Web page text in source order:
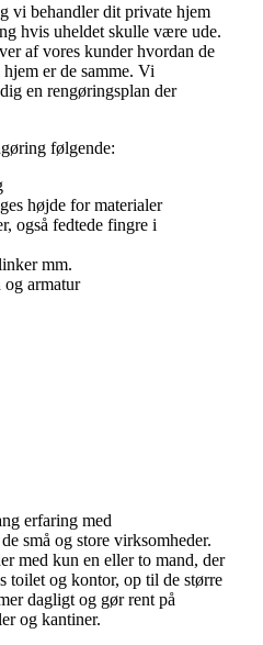
vi behandler dit private hjem
hvis uheldet skulle være ude.
af vores kunder hvordan de
er de samme. Vi
en rengøringsplan der
følgende:
højde for materialer
også fedtede fingre i
mm.
armatur
erfaring med
små og store virksomheder.
med kun en eller to mand, der
toilet og kontor, op til de større
dagligt og gør rent på
og kantiner.